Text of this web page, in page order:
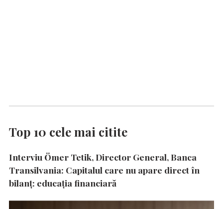
Top 10 cele mai citite
Interviu Ömer Tetik, Director General, Banca
Transilvania: Capitalul care nu apare direct în
bilanț: educația financiară